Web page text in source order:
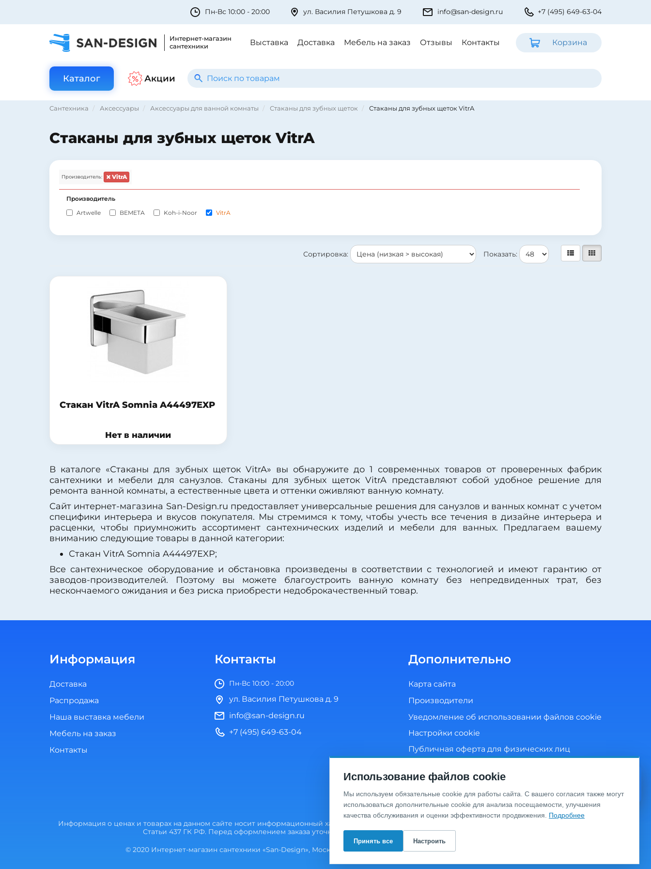
Пн-Вс 10:00 - 20:00 ул. Василия Петушкова д. 9 info@san-design.ru +7 (495) 649-63-04
Интернет-магазин
сантехники
Выставка Доставка Мебель на заказ Отзывы Контакты Корзина
Каталог Акции
Сантехника Аксессуары Аксессуары для ванной комнаты Стаканы для зубных щеток Стаканы для зубных щеток VitrA
Стаканы для зубных щеток VitrA
Производитель: VitrA
Производитель
Artwelle
BEMETA Koh-i-Noor VitrA
Показать:
Сортировка:
Стакан VitrA Somnia A44497EXP
Нет в наличии
В каталоге «Стаканы для зубных щеток VitrA» вы обнаружите до 1 современных товаров от проверенных фабрик
сантехники и мебели для санузлов. Стаканы для зубных щеток VitrA представляют собой удобное решение для
ремонта ванной комнаты, а естественные цвета и оттенки оживляют ванную комнату.
Сайт интернет-магазина San-Design.ru предоставляет универсальные решения для санузлов и ванных комнат с учетом
специфики интерьера и вкусов покупателя. Мы стремимся к тому, чтобы учесть все течения в дизайне интерьера и
расценки, чтобы приумножить ассортимент сантехнических изделий и мебели для ванных. Предлагаем вашему
вниманию следующие товары в данной категории:
Стакан VitrA Somnia A44497EXP;
Все сантехническое оборудование и обстановка произведены в соответствии с технологией и имеют гарантию от
заводов-производителей. Поэтому вы можете благоустроить ванную комнату без непредвиденных трат, без
нескончаемого ожидания и без риска приобрести недоброкачественный товар.
консультация
Информация
Доставка
Распродажа
Наша выставка мебели
Мебель на заказ
Контакты
Контакты
Пн-Вс 10:00 - 20:00
ул. Василия Петушкова д. 9
info@san-design.ru
+7 (495) 649-63-04
Дополнительно
Карта сайта
Производители
Уведомление об использовании файлов cookie
Настройки cookie
Публичная оферта для физических лиц
Согласие на обработку персональных данных
Информация о ценах и товарах на данном сайте носит информационный характер и не является публичной офертой, определяемой положениями
Статьи 437 ГК РФ. Перед оформлением заказа уточняйте актуальную цену у менеджера по телефону.
© 2020 Интернет-магазин сантехники «San-Design», Москва, ул. Василия Петушкова д. 9, тел.:
Использование файлов cookie
Мы используем обязательные cookie для работы сайта. С вашего согласия также могут
использоваться дополнительные cookie для анализа посещаемости, улучшения
качества обслуживания и оценки эффективности продвижения. Подробнее
Принять все Настроить